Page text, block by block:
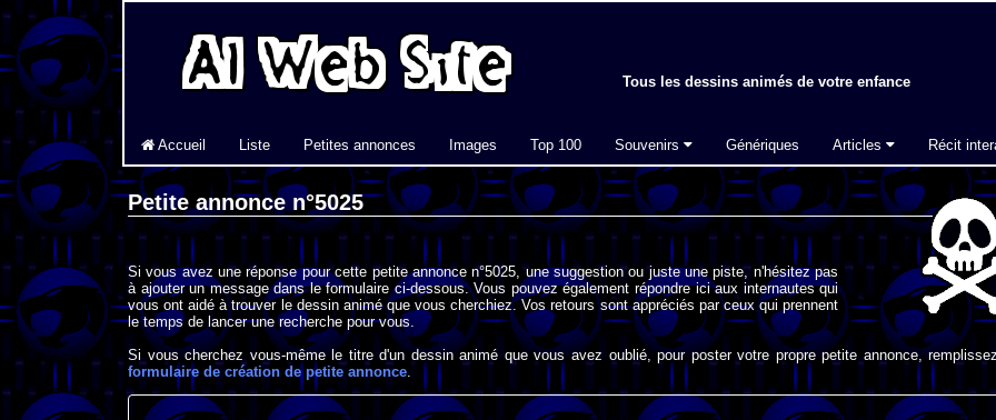
Tous les dessins animés de votre enfance
Accueil Liste Petites annonces Images Top 100 Souvenirs Génériques Articles Récit
Petite annonce n°5025
Si vous avez une réponse pour cette petite annonce n°5025, une suggestion ou juste une piste, n'hésitez pas
à ajouter un message dans le formulaire ci-dessous. Vous pouvez également répondre ici aux internautes qui
vous ont aidé à trouver le dessin animé que vous cherchiez. Vos retours sont appréciés par ceux qui prennent
le temps de lancer une recherche pour vous.
Si vous cherchez vous-même le titre d'un dessin animé que vous avez oublié, pour poster votre propre petite annonce,
formulaire de création de petite annonce.